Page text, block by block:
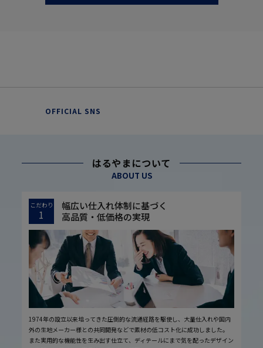
OFFICIAL SNS
はるやまについて
ABOUT US
こだわり
1
幅広い仕入れ体制に基づく
高品質・低価格の実現
1974年の設立以来培ってきた圧倒的な流通経路を駆使し、大量仕入れや国内
外の生地メーカー様との共同開発などで素材の低コスト化に成功しました。
また実用的な機能性を生み出す仕立て、ディテールにまで気を配ったデザイン